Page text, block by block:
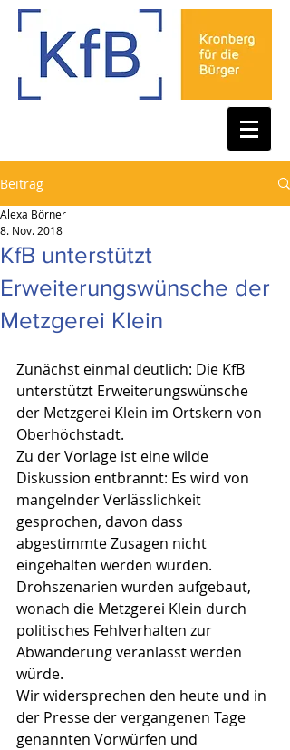
Beitrag
KfB unterstützt
Erweiterungswünsche der
Metzgerei Klein
Alexa Börner
8. Nov. 2018
Zunächst einmal deutlich: Die KfB
unterstützt Erweiterungswünsche
der Metzgerei Klein im Ortskern von
Oberhöchstadt.
Zu der Vorlage ist eine wilde
Diskussion entbrannt: Es wird von
mangelnder Verlässlichkeit
gesprochen, davon dass
abgestimmte Zusagen nicht
eingehalten werden würden.
Drohszenarien wurden aufgebaut,
wonach die Metzgerei Klein durch
politisches Fehlverhalten zur
Abwanderung veranlasst werden
würde.
Wir widersprechen den heute und in
der Presse der vergangenen Tage
genannten Vorwürfen und